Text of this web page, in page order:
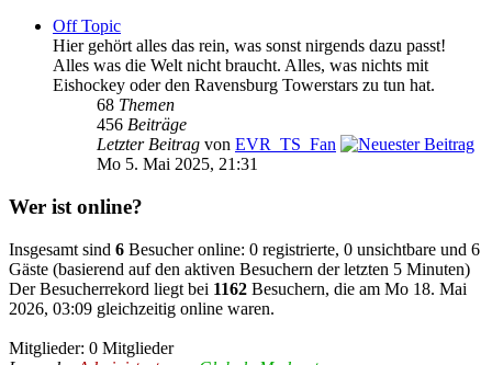
Off Topic
Hier gehört alles das rein, was sonst nirgends dazu passt!
Alles was die Welt nicht braucht. Alles, was nichts mit
Eishockey oder den Ravensburg Towerstars zu tun hat.
68 Themen
456 Beiträge
Letzter Beitrag von EVR_TS_Fan
Mo 5. Mai 2025, 21:31
Wer ist online?
Insgesamt sind 6 Besucher online: 0 registrierte, 0 unsichtbare und 6
Gäste (basierend auf den aktiven Besuchern der letzten 5 Minuten)
Der Besucherrekord liegt bei 1162 Besuchern, die am Mo 18. Mai
2026, 03:09 gleichzeitig online waren.
Mitglieder: 0 Mitglieder